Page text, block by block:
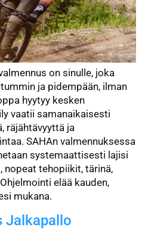
on sinulle, joka
ja pidempään, ilman
hyytyy kesken
vaatii samanaikaisesti
räjähtävyyttä ja
SAHAn valmennuksessa
systemaattisesti lajisi
nopeat tehopiikit, tärinä,
elää kauden,
mukana.
Jalkapallo